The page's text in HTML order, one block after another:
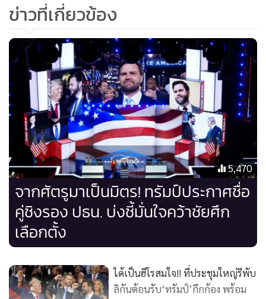
เศรษฐกิจและสติปัญญาเพราะเป็นเมืองเหมือง (ถ่านหิน, เหล็ก
ฯลฯ) เรียกว่า เป็น
ซึ่งเป็นกลุ่มของชาว
อเมริกันผิวขาว ที่ไม่ค่อยเปิดหูเปิดตารับอะไร
ใหม่ๆ ในโลกรวมถึงการไม่คุ้นชิน(ยอมรับ) กับผู้คนที่มีสีผิวและ
ความเชื่อ, ค่านิยมที่ต่างกับของพวกตน
แต่ที่ต้องอ้าปากค้างกันไปก็คือ สว. JD Vance ได้เคยพูดตำหนิ
ทรัมป์อย่างชนิดไม่น่าจะมาร่วมงานกันได้เลยเช่น ทรัมป์คือ
เลอร์
ที่เป็นเผด็จการ, ทรัมป์นั้นชอบโกง (Fraud)เป็นต้น
แต่เพื่อจะได้ไต่บันไดแห่งอำนาจทางการเมืองได้อย่างรวดเร็ว เขา
ยอมเปลี่ยนจุดยืน 180 องศา ขนาดยอมขึ้นบนเวทีเพื่อถวายชีวิต
ให้กับทรัมป์ โดยบิดอย่างหน้าตาเฉยว่า เขาเคยมองผิดไปเพราะ
หลังจากทรัมป์เป็นปธน. เขากลับมีมุมมองใหม่ที่ศรัทธาทรัมป์
เช่นเดียวกัน สว.เท็ด ครูซ, สว.มาร์โก รูบิโอ และผู้ว่าฯ รอน เดอ
ข่าวที่เกี่ยวข้อง
5,470
จากศัตรูมาเป็นมิตร! ทรัมป์ประกาศชื่อ
คู่ชิงรอง ปธน. บ่งชี้มั่นใจคว้าชัยศึก
เลือกตั้ง
ได้เป็นฮีโรสมใจ!! ที่ประชุมใหญ่รีพับ
ลิกันต้อนรับ‘ทรัมป์’กึกก้อง พร้อม